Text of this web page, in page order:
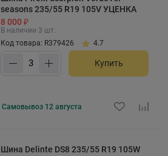
seasons 235/55 R19 105V УЦЕНКА
8 000 ₽
В наличии 3 шт.
Код товара: R379426
4.7
Купить
Самовывоз 12 августа
Шина Delinte DS8 235/55 R19 105W